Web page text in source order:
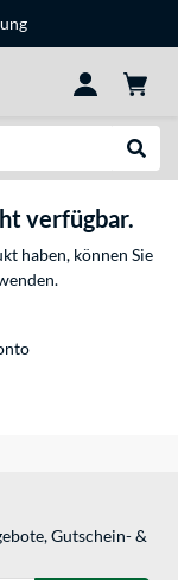
verfügbar.
haben, können Sie
Gutschein- &